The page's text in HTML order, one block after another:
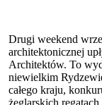
Drugi weekend
architektonicznej
Architektów. To
niewielkim
całego kraju,
żeglarskich regatach.